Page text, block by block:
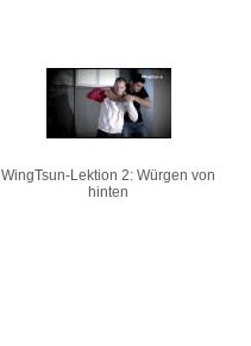
WingTsun-Lektion 2: Würgen von
hinten